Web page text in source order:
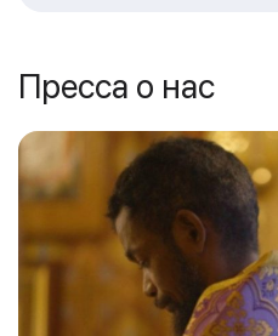
Пресса о нас